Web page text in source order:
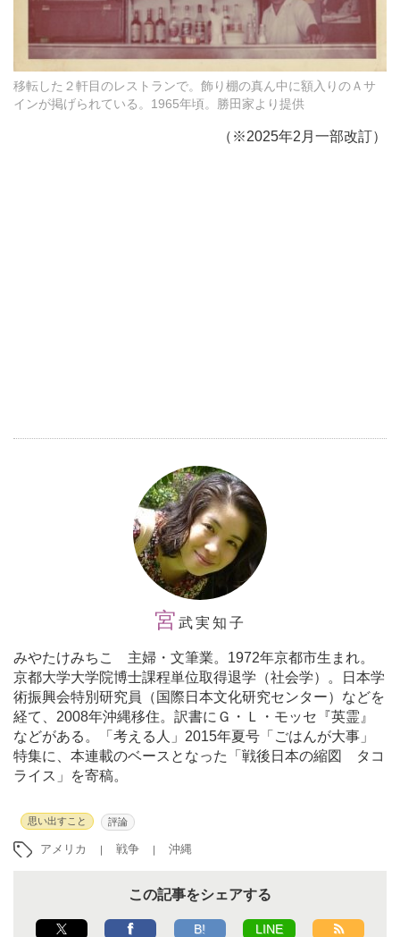
移転した２軒目のレストランで。飾り棚の真ん中に額入りのＡサ
インが掲げられている。1965年頃。勝田家より提供
（※2025年2月一部改訂）
宮 武実知子
みやたけみちこ 主婦・文筆業。1972年京都市生まれ。
京都大学大学院博士課程単位取得退学（社会学）。日本学
術振興会特別研究員（国際日本文化研究センター）などを
経て、2008年沖縄移住。訳書にＧ・Ｌ・モッセ『英霊』
などがある。「考える人」2015年夏号「ごはんが大事」
特集に、本連載のベースとなった「戦後日本の縮図 タコ
ライス」を寄稿。
思い出すこと 評論
アメリカ 戦争 沖縄
この記事をシェアする
B! LINE